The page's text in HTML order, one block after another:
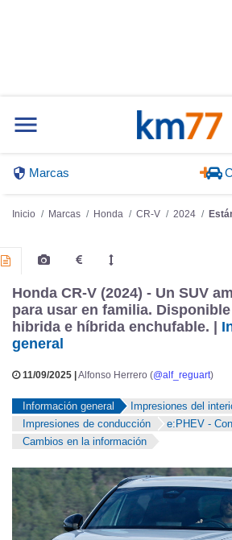
Marcas
Inicio Marcas Honda CR-V 2024
Honda CR-V (2024) - Un SUV
para usar en familia.
hibrida e híbrida enchufable. |
general
11/09/2025 | Alfonso Herrero (@alf_reguart)
Información general
Impresiones del
Impresiones de conducción
e:PHEV -
Cambios en la información